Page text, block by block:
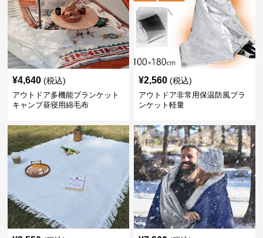
¥4,640 (税込)
アウトドア多機能ブランケット
キャンプ昼寝用綿毛布
¥2,560 (税込)
アウトドア非常用保温防風ブラ
ンケット軽量